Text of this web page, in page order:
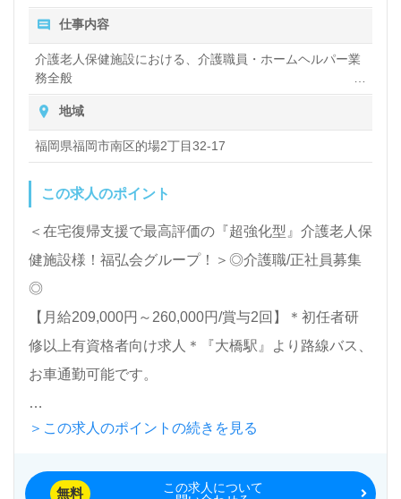
全国の求人ご紹介！医療/福祉業界の正社員/パート求
人探しは【ウィルオブ介護】＊求人情報収集、将来的
検討の方も遠慮なく＊
LINE、メール、お電話などご希望に応じてお問い合
わせ/ご相談可能です。転職相談、求人紹介、年収交
公開求人も取扱いあり！＞"転職支援"のプロと一緒に
転職活動！お問い合わせお待ちしております。
仕事内容
介護老人保健施設における、介護職員・ホームヘルパー業
務全般
入浴や排せつ、食事などの身体的サポートや、買い物や掃
除、洗濯など日常生活のサポートなど
地域
福岡県福岡市南区的場2丁目32-17
この求人のポイント
＜在宅復帰支援で最高評価の『超強化型』介護老人保
健施設様！福弘会グループ！＞◎介護職/正社員募集
◎
【月給209,000円～260,000円/賞与2回】＊初任者研
修以上有資格者向け求人＊『大橋駅』より路線バス、
お車通勤可能です。
入所定員100名（従来型多床室）『介護老人保健施設
部：福岡県福岡市）様の運営です。福岡県を中心に介
＞この求人のポイントの続きを見る
無料
この求人について